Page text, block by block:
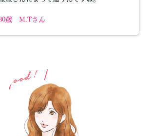
歳 M.Tさん